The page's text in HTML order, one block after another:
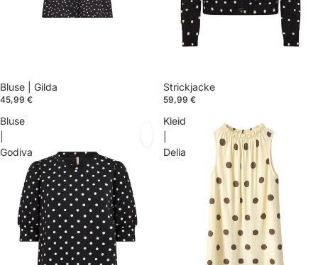
Bluse | Gilda
45,99 €
Strickjacke
59,99 €
Bluse
Godiva
Kleid
Delia